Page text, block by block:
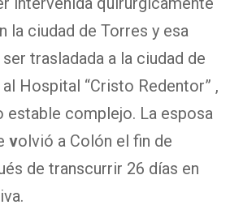
la ciudad de Torres y esa
trasladada a la ciudad de
Hospital “Cristo Redentor” ,
estable complejo. La esposa
volvió a Colón el fin de
de transcurrir 26 días en